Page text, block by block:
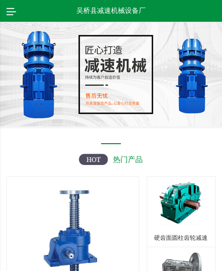
吴桥县减速机械设备厂
热门产品
硬齿面圆柱齿轮减速